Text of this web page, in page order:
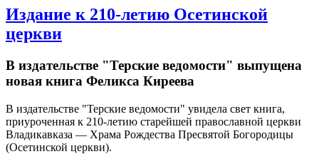
Издание к 210-летию Осетинской
церкви
В издательстве "Терские ведомости" выпущена
новая книга Феликса Киреева
В издательстве "Терские ведомости" увидела свет книга,
приуроченная к 210-летию старейшей православной церкви
Владикавказа — Храма Рождества Пресвятой Богородицы
(Осетинской церкви).